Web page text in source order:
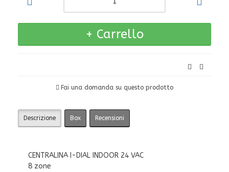
Fai una domanda su questo prodotto
Descrizione Box Recensioni
CENTRALINA I-DIAL INDOOR 24 VAC
8 zone